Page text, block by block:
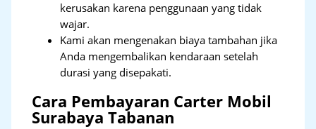
kerusakan karena penggunaan yang tidak
wajar.
Kami akan mengenakan biaya tambahan jika
Anda mengembalikan kendaraan setelah
durasi yang disepakati.
Cara Pembayaran Carter Mobil
Surabaya Tabanan